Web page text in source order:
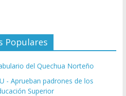
Populares
del Quechua Norteño
- Aprueban padrones de los
Superior